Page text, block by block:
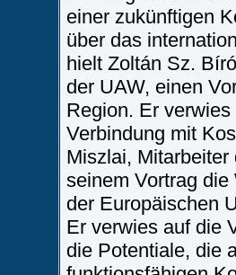
einer zukünftigen
über das
hielt Zoltán Sz.
der UAW, einen
Region. Er
Verbindung mit
Miszlai,
seinem Vortrag
der Europäischen
Er verwies auf die
die Potentiale, die